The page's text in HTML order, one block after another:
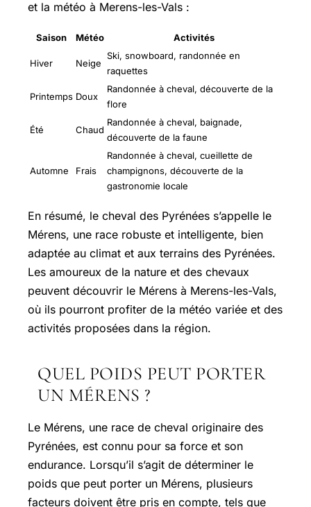
et la météo à Merens-les-Vals :
Saison Météo Activités
Hiver Neige
Ski, snowboard, randonnée en
raquettes
Printemps Doux
Randonnée à cheval, découverte de la
flore
Été Chaud
Randonnée à cheval, baignade,
découverte de la faune
Automne Frais
Randonnée à cheval, cueillette de
champignons, découverte de la
gastronomie locale
En résumé, le cheval des Pyrénées s’appelle le
Mérens, une race robuste et intelligente, bien
adaptée au climat et aux terrains des Pyrénées.
Les amoureux de la nature et des chevaux
peuvent découvrir le Mérens à Merens-les-Vals,
où ils pourront profiter de la météo variée et des
activités proposées dans la région.
QUEL POIDS PEUT PORTER
UN MÉRENS ?
Le Mérens, une race de cheval originaire des
Pyrénées, est connu pour sa force et son
endurance. Lorsqu’il s’agit de déterminer le
poids que peut porter un Mérens, plusieurs
facteurs doivent être pris en compte, tels que